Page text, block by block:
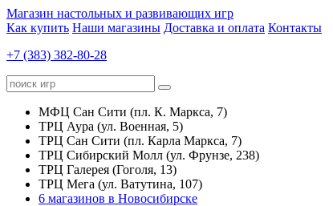
Магазин настольных и развивающих игр
Как купить Наши магазины Доставка и оплата Контакты
+7 (383) 382-80-28
МФЦ Сан Сити (пл. К. Маркса, 7)
ТРЦ Аура (ул. Военная, 5)
ТРЦ Сан Сити (пл. Карла Маркса, 7)
ТРЦ Сибирский Молл (ул. Фрунзе, 238)
ТРЦ Галерея (Гоголя, 13)
ТРЦ Мега (ул. Ватутина, 107)
6 магазинов в Новосибирске